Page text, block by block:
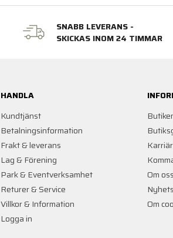
SNABB LEVERANS -
SKICKAS INOM 24 TIMMAR
HANDLA
Kundtjänst
Betalningsinformation
Frakt & leverans
Lag & Förening
Park & Eventverksamhet
Returer & Service
Villkor & Information
Logga in
Karriär
Om oss
Om